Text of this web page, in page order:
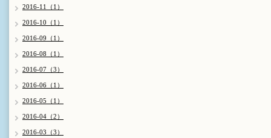
2016-11（1）
2016-10（1）
2016-09（1）
2016-08（1）
2016-07（3）
2016-06（1）
2016-05（1）
2016-04（2）
2016-03（3）